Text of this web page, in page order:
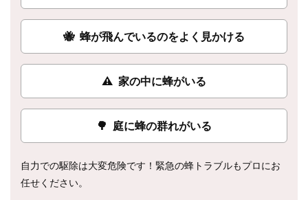
🐝 蜂が飛んでいるのをよく見かける
⚠ 家の中に蜂がいる
🌳 庭に蜂の群れがいる
自力での駆除は大変危険です！緊急の蜂トラブルもプロにお
任せください。